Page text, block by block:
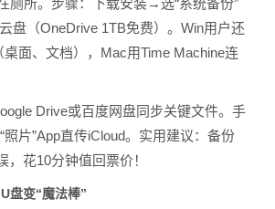
厕所。步骤：下载安装→选“系统备份”
盘（OneDrive 1TB免费）。Win用户还
桌面、文档），Mac用Time Machine连
Drive或百度网盘同步关键文件。手
照片”App直传iCloud。实用建议：备份
，花10分钟值回票价！
盘变“魔法棒”